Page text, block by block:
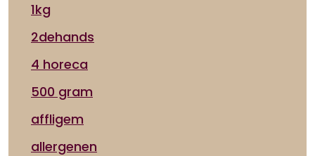
1kg
2dehands
4 horeca
500 gram
affligem
allergenen